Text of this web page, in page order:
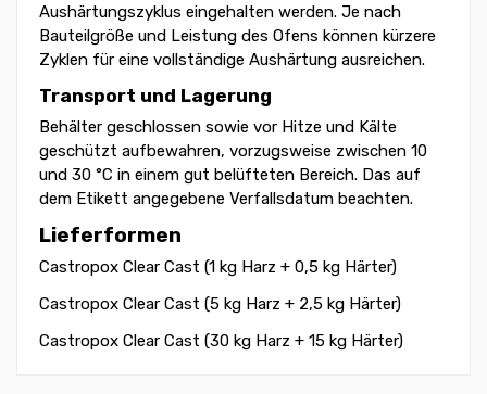
Aushärtungszyklus eingehalten werden. Je nach
Bauteilgröße und Leistung des Ofens können kürzere
Zyklen für eine vollständige Aushärtung ausreichen.
Transport und Lagerung
Behälter geschlossen sowie vor Hitze und Kälte
geschützt aufbewahren, vorzugsweise zwischen 10
und 30 °C in einem gut belüfteten Bereich. Das auf
dem Etikett angegebene Verfallsdatum beachten.
Lieferformen
Castropox Clear Cast (1 kg Harz + 0,5 kg Härter)
Castropox Clear Cast (5 kg Harz + 2,5 kg Härter)
Castropox Clear Cast (30 kg Harz + 15 kg Härter)